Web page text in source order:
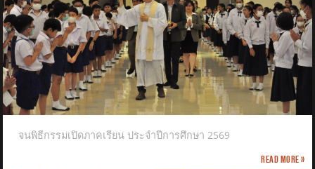
จนพิธีกรรมเปิดภาคเรียน ประจำปีการศึกษา 2569
Read more »